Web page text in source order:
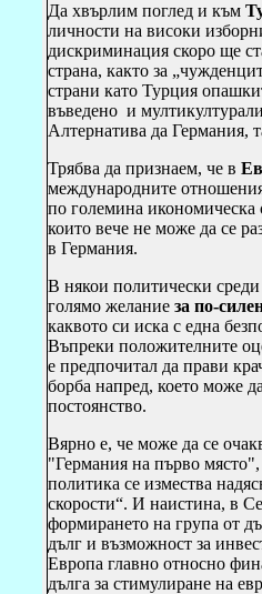
Да хвърлим поглед и към
личности на високи
дискриминация скоро ще
страна, както за
страни като Турция
въведено и
Алтернатива да
Трябва да признаем, че в
международните
по големина икономическа
които вече не може да се
в Германия.
В някои политически
голямо желание за по-
каквото си иска с една
Въпреки положителните
е предпочитал да прави
борба напред, което може
постоянство.
Вярно е, че може да се
"Германия на първо
политика се измества
скорости“. И наистина, в
формирането на група от
дълг и възможност за
Европа главно относно
дълга за стимулиране на